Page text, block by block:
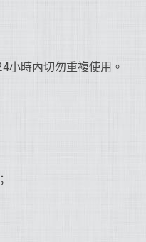
小時內切勿重複使用。